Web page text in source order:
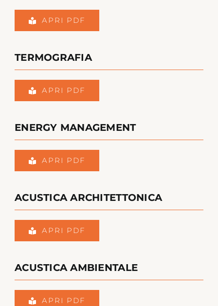
APRI PDF
TERMOGRAFIA
APRI PDF
ENERGY MANAGEMENT
APRI PDF
ACUSTICA ARCHITETTONICA
APRI PDF
ACUSTICA AMBIENTALE
APRI PDF